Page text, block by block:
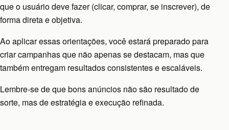
que o usuário deve fazer (clicar, comprar, se inscrever), de
forma direta e objetiva.
Ao aplicar essas orientações, você estará preparado para
criar campanhas que não apenas se destacam, mas que
também entregam resultados consistentes e escaláveis.
Lembre-se de que bons anúncios não são resultado de
sorte, mas de estratégia e execução refinada.